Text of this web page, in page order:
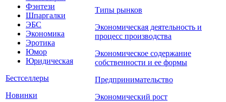
Фэнтези
Шпаргалки
ЭБС
Экономика
Эротика
Юмор
Юридическая
Бестселлеры
Новинки
Типы рынков
Экономическая деятельность и
процесс производства
Экономическое содержание
собственности и ее формы
Предпринимательство
Экономический рост